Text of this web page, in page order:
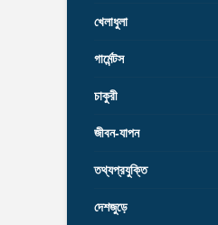
খেলাধুলা
গার্মেন্টস
চাকুরী
জীবন-যাপন
তথ্যপ্রযুক্তি
দেশজুড়ে